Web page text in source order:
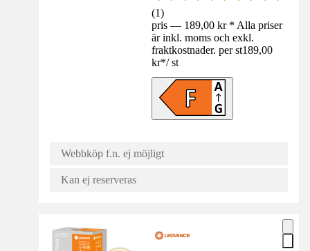
(1)
pris — 189,00 kr * Alla priser
är inkl. moms och exkl.
fraktkostnader. per st189,00
kr*/ st
Webbköp f.n. ej möjligt
Kan ej reserveras